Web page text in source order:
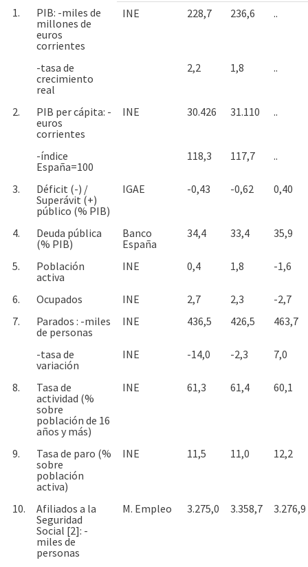
1.
PIB: -miles de
millones de
euros
corrientes
INE 228,7 236,6 ..
-tasa de
crecimiento
real
2,2 1,8 ..
2.
PIB per cápita: -
euros
corrientes
INE 30.426 31.110 ..
-índice
España=100
118,3 117,7 ..
3.
Déficit (-) /
Superávit (+)
público (% PIB)
IGAE -0,43 -0,62 0,40
4.
Deuda pública
(% PIB)
Banco
España
34,4 33,4 35,9
5.
Población
activa
INE 0,4 1,8 -1,6
6. Ocupados INE 2,7 2,3
-2,7
7.
Parados : -miles
de personas
INE 436,5 426,5 463,7
-tasa de
variación
INE -14,0 -2,3 7,0
8.
Tasa de
actividad (%
sobre
población de 16
años y más)
INE 61,3 61,4 60,1
9.
Tasa de paro (%
sobre
población
activa)
INE 11,5 11,0 12,2
10.
Afiliados a la
Seguridad
Social [2]: -
miles de
personas
M. Empleo 3.275,0 3.358,7 3.276,9